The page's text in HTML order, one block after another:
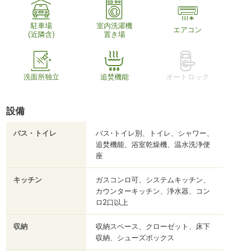
駐車場
(近隣含)
室内洗濯機
置き場
エアコン
洗面所独立 追焚機能 オートロック
設備
バス・トイレ
バス･トイレ別、トイレ、シャワー、
追焚機能、浴室乾燥機、温水洗浄便
座
キッチン
ガスコンロ可、システムキッチン、
カウンターキッチン、浄水器、コン
ロ2口以上
収納
収納スペース、クローゼット、床下
収納、シューズボックス